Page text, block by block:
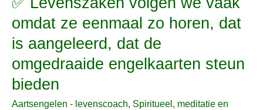
omdat ze eenmaal zo horen, dat
is aangeleerd, dat de
omgedraaide engelkaarten steun
bieden
Aartsengelen - levenscoach, Spiritueel, meditatie en
volgen
we
omdat
ze
eenmaal